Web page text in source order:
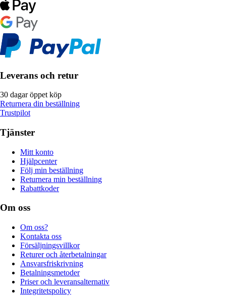
Leverans och retur
30 dagar öppet köp
Returnera din beställning
Trustpilot
Tjänster
Mitt konto
Hjälpcenter
Följ min beställning
Returnera min beställning
Rabattkoder
Om oss
Om oss?
Kontakta oss
Försäljningsvillkor
Returer och återbetalningar
Ansvarsfriskrivning
Betalningsmetoder
Priser och leveransalternativ
Integritetspolicy